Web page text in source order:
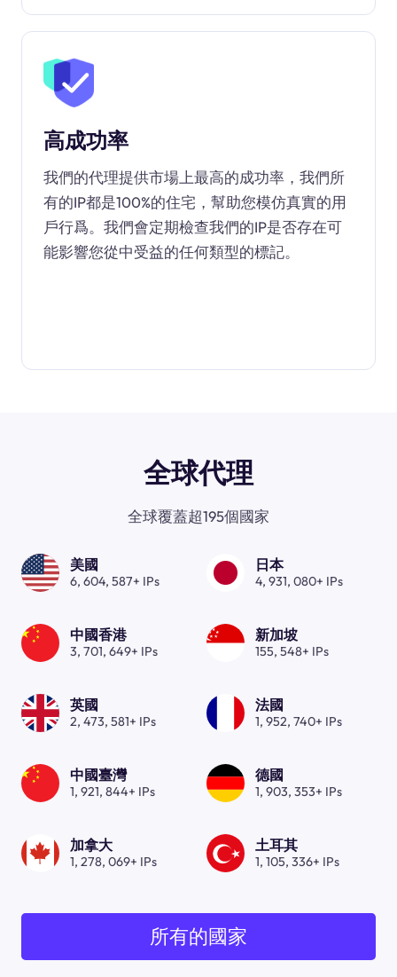
高成功率
我們的代理提供市場上最高的成功率，我們所
有的IP都是100%的住宅，幫助您模仿真實的用
戶行爲。我們會定期檢查我們的IP是否存在可
能影響您從中受益的任何類型的標記。
全球代理
全球覆蓋超195個國家
美國
6, 604, 587+ IPs
日本
4, 931, 080+ IPs
中國香港
3, 701, 649+ IPs
新加坡
155, 548+ IPs
英國
2, 473, 581+ IPs
法國
1, 952, 740+ IPs
中國臺灣
1, 921, 844+ IPs
德國
1, 903, 353+ IPs
加拿大
1, 278, 069+ IPs
土耳其
1, 105, 336+ IPs
所有的國家